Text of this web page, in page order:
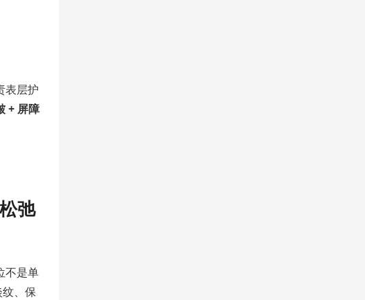
表层护
+ 屏障
弛
不是单
、保